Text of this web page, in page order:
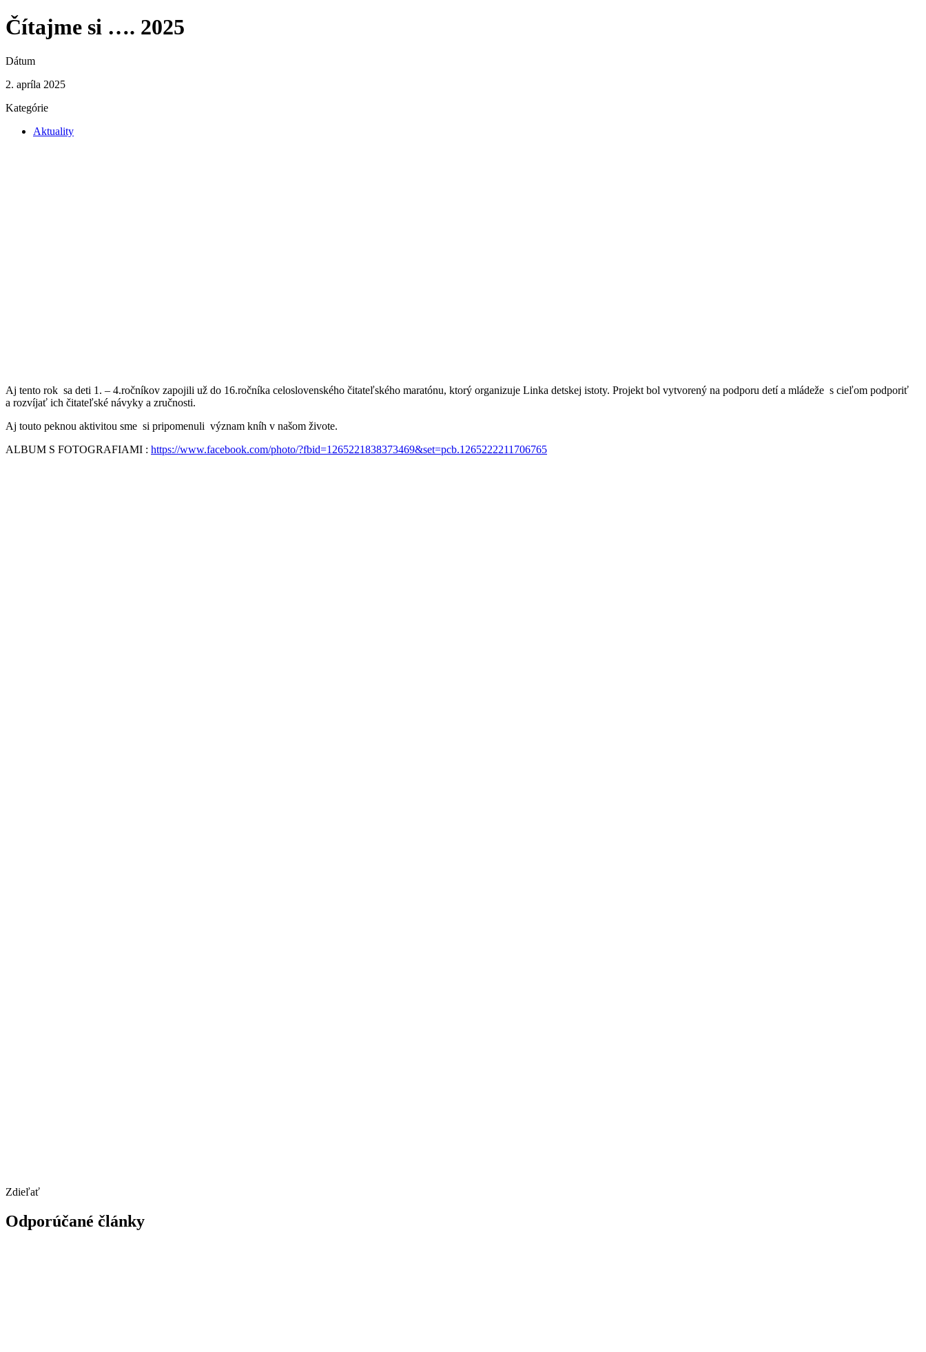
Čítajme si …. 2025
Dátum
2. apríla 2025
Kategórie
Aktuality
Aj tento rok sa deti 1. – 4.ročníkov zapojili už do 16.ročníka celoslovenského čitateľského maratónu, ktorý organizuje Linka detskej istoty. Projekt bol vytvorený na podporu detí a mládeže s cieľom podporiť
a rozvíjať ich čitateľské návyky a zručnosti.
Aj touto peknou aktivitou sme si pripomenuli význam kníh v našom živote.
ALBUM S FOTOGRAFIAMI : https://www.facebook.com/photo/?fbid=1265221838373469&set=pcb.1265222211706765
Zdieľať
Odporúčané články